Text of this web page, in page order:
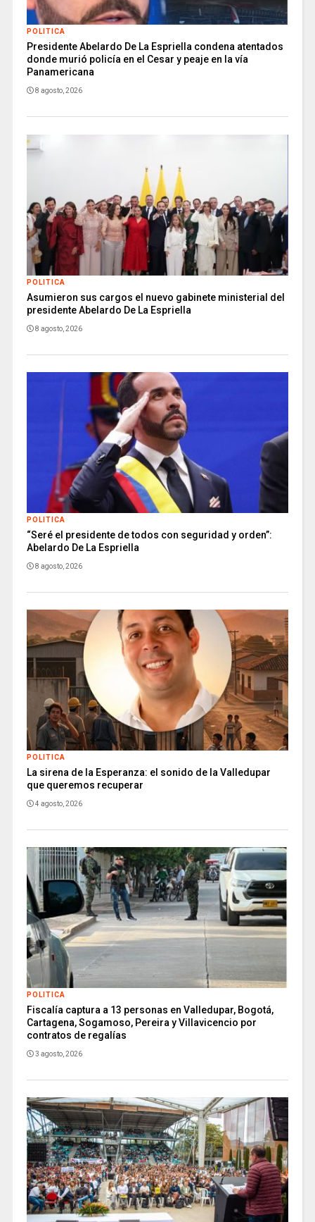
POLITICA
Presidente Abelardo De La Espriella condena atentados
donde murió policía en el Cesar y peaje en la vía
Panamericana
8 agosto, 2026
POLITICA
Asumieron sus cargos el nuevo gabinete ministerial del
presidente Abelardo De La Espriella
8 agosto, 2026
POLITICA
“Seré el presidente de todos con seguridad y orden”:
Abelardo De La Espriella
8 agosto, 2026
POLITICA
La sirena de la Esperanza: el sonido de la Valledupar
que queremos recuperar
4 agosto, 2026
POLITICA
Fiscalía captura a 13 personas en Valledupar, Bogotá,
Cartagena, Sogamoso, Pereira y Villavicencio por
contratos de regalías
3 agosto, 2026